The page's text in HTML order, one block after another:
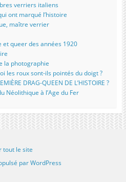
verriers italiens
ont marqué l’histoire
maître verrier
queer des années 1920
la photographie
les roux sont-ils pointés du doigt ?
DRAG-QUEEN DE L’HISTOIRE ?
Néolithique à l’Age du Fer
tout le site
par WordPress